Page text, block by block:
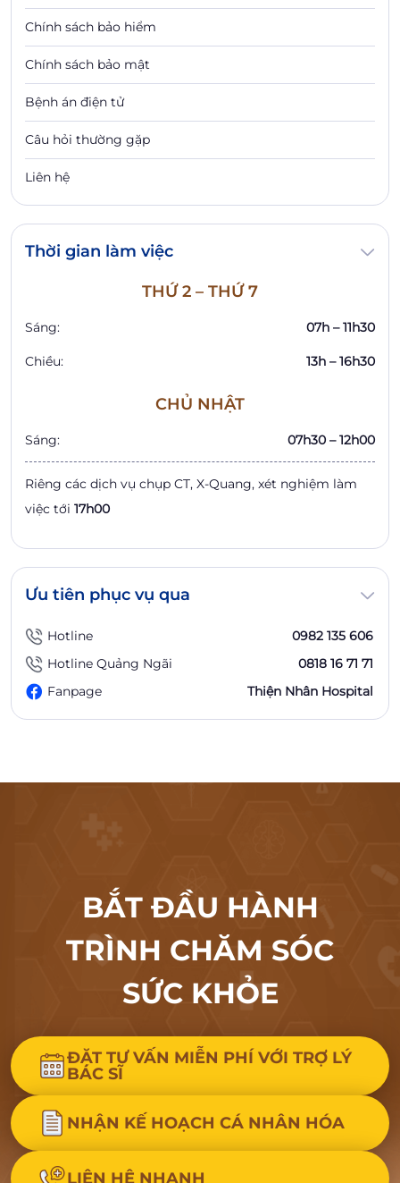
Chính sách bảo hiểm
Chính sách bảo mật
Bệnh án điện tử
Câu hỏi thường gặp
Liên hệ
Thời gian làm việc
THỨ 2 – THỨ 7
Sáng: 07h – 11h30
Chiều: 13h – 16h30
CHỦ NHẬT
Sáng: 07h30 – 12h00
Riêng các dịch vụ chụp CT, X-Quang, xét nghiệm làm
việc tới 17h00
Ưu tiên phục vụ qua
Hotline
0982 135 606
Hotline Quảng Ngãi
0818 16 71 71
Fanpage
Thiện Nhân Hospital
BẮT ĐẦU HÀNH
TRÌNH CHĂM SÓC
SỨC KHỎE
ĐẶT TƯ VẤN MIỄN PHÍ VỚI TRỢ LÝ
BÁC SĨ
NHẬN KẾ HOẠCH CÁ NHÂN HÓA
LIÊN HỆ NHANH